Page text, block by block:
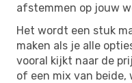
afstemmen op jouw
Het wordt een stuk
maken als je alle
vooral kijkt naar de
of een mix van beide,